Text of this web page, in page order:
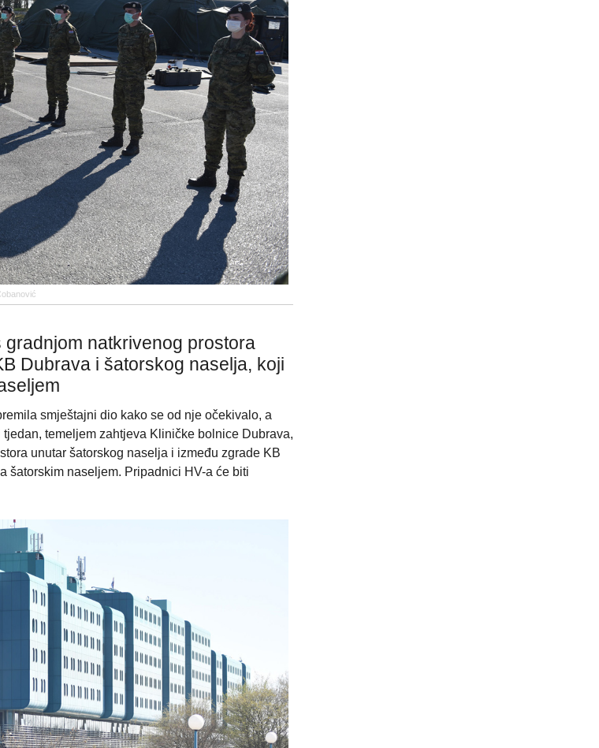
natkrivenog prostora
Dubrava i šatorskog naselja, koji
smještajni dio kako se od nje očekivalo, a
temeljem zahtjeva Kliničke bolnice Dubrava,
unutar šatorskog naselja i između zgrade KB
šatorskim naseljem. Pripadnici HV-a će biti